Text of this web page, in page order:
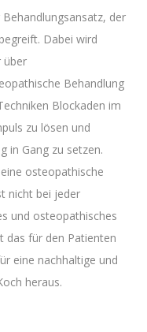
der
Dabei wird
über
Behandlung
Blockaden im
zu lösen und
in Gang zu setzen.
osteopathische
nicht bei jeder
und osteopathisches
das für den Patienten
eine nachhaltige und
heraus.